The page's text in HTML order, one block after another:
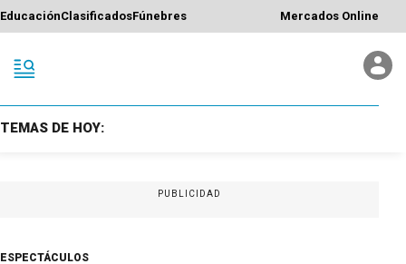
EducaciónClasificadosFúnebres Mercados Online
TEMAS DE HOY:
PUBLICIDAD
ESPECTÁCULOS